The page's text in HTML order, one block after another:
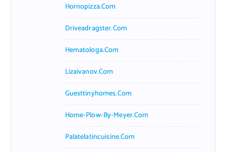
Hornopizza.com
Driveadragster.com
Hematologa.com
Lizaivanov.com
Guesttinyhomes.com
Home-Plow-By-Meyer.com
Palatelatincuisine.com